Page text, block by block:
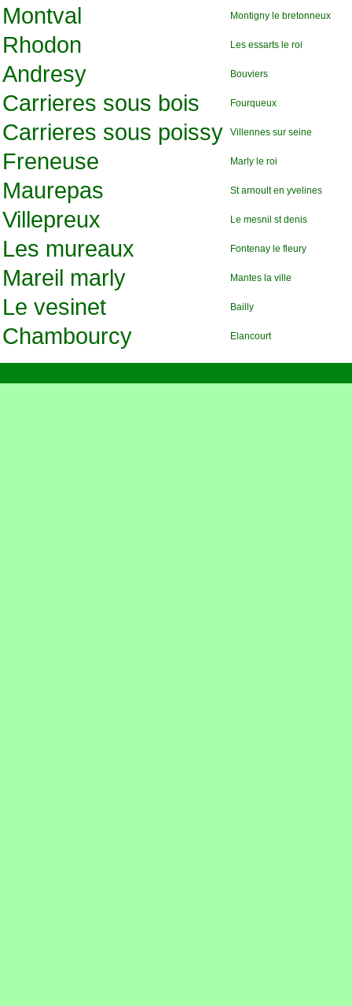
Montval Montigny le bretonneux
Rhodon Les essarts le roi
Andresy Bouviers
Carrieres sous bois Fourqueux
Carrieres sous poissy Villennes sur seine
Freneuse Marly le roi
Maurepas St arnoult en yvelines
Villepreux Le mesnil st denis
Les mureaux Fontenay le fleury
Mareil marly Mantes la ville
Le vesinet Bailly
Chambourcy Elancourt